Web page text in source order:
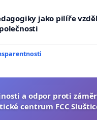
jako pilíře
a odpor proti
centrum FCC